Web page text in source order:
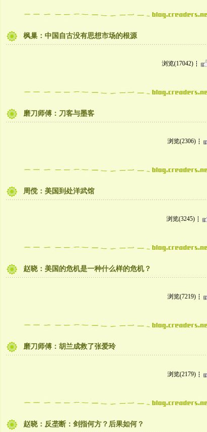
枫巢：中国自古没有思想市场的根源
浏览(17042)
磨刀师傅：刀客与墨客
浏览(2306)
周傥：美国到处洋武馆
浏览(3245)
赵晓：美国的危机是一种什么样的危机？
浏览(7219)
磨刀师傅：胡兰成救了张爱玲
浏览(2179)
赵晓：反垄断：剑指何方？后果如何？